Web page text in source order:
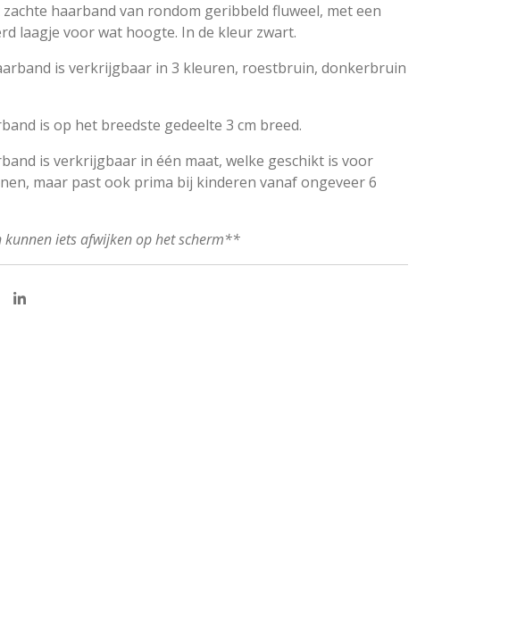
haarband van rondom geribbeld fluweel, met een
laagje voor wat hoogte. In de kleur zwart.
is verkrijgbaar in 3 kleuren, roestbruin, donkerbruin
is op het breedste gedeelte 3 cm breed.
is verkrijgbaar in één maat, welke geschikt is voor
maar past ook prima bij kinderen vanaf ongeveer 6
iets afwijken op het scherm**
S